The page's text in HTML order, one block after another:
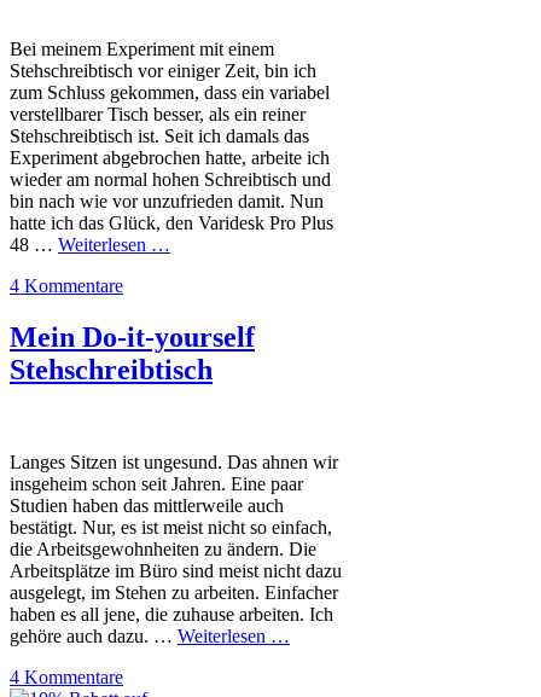
Bei meinem Experiment mit einem
Stehschreibtisch vor einiger Zeit, bin ich
zum Schluss gekommen, dass ein variabel
verstellbarer Tisch besser, als ein reiner
Stehschreibtisch ist. Seit ich damals das
Experiment abgebrochen hatte, arbeite ich
wieder am normal hohen Schreibtisch und
bin nach wie vor unzufrieden damit. Nun
hatte ich das Glück, den Varidesk Pro Plus
48 … Weiterlesen …
4 Kommentare
Mein Do-it-yourself
Stehschreibtisch
Langes Sitzen ist ungesund. Das ahnen wir
insgeheim schon seit Jahren. Eine paar
Studien haben das mittlerweile auch
bestätigt. Nur, es ist meist nicht so einfach,
die Arbeitsgewohnheiten zu ändern. Die
Arbeitsplätze im Büro sind meist nicht dazu
ausgelegt, im Stehen zu arbeiten. Einfacher
haben es all jene, die zuhause arbeiten. Ich
gehöre auch dazu. … Weiterlesen …
4 Kommentare